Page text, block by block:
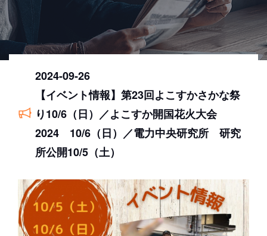
2024-09-26
【イベント情報】第23回よこすかさかな祭
り10/6（日）／よこすか開国花火大会
2024 10/6（日）／電力中央研究所 研究
所公開10/5（土）